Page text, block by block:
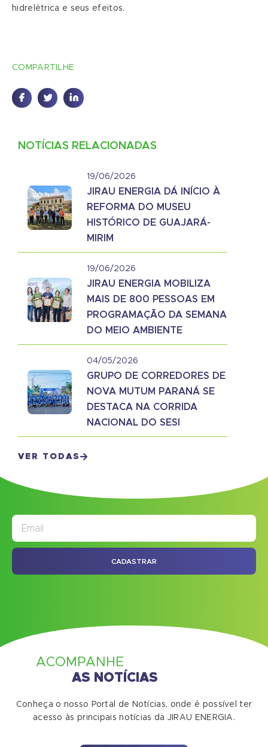
hidrelétrica e seus efeitos.
COMPARTILHE
NOTÍCIAS RELACIONADAS
19/06/2026
JIRAU ENERGIA DÁ INÍCIO À
REFORMA DO MUSEU
HISTÓRICO DE GUAJARÁ-
MIRIM
19/06/2026
JIRAU ENERGIA MOBILIZA
MAIS DE 800 PESSOAS EM
PROGRAMAÇÃO DA SEMANA
DO MEIO AMBIENTE
04/05/2026
GRUPO DE CORREDORES DE
NOVA MUTUM PARANÁ SE
DESTACA NA CORRIDA
NACIONAL DO SESI
VER TODAS
CADASTRAR
ACOMPANHE
AS NOTÍCIAS
Conheça o nosso Portal de Notícias, onde é possível ter
acesso às principais notícias da JIRAU ENERGIA.